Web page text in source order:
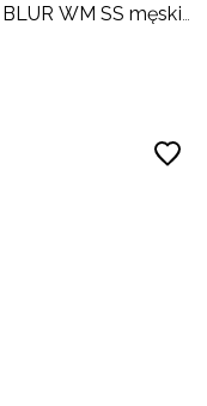
WM SS męski